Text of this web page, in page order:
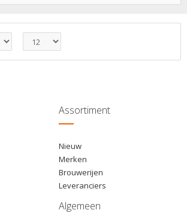
1 Toevoegen
Assortiment
Nieuw
Merken
Brouwerijen
Leveranciers
Algemeen